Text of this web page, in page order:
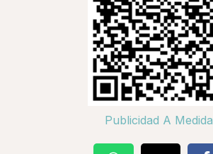
Publicidad A Medida